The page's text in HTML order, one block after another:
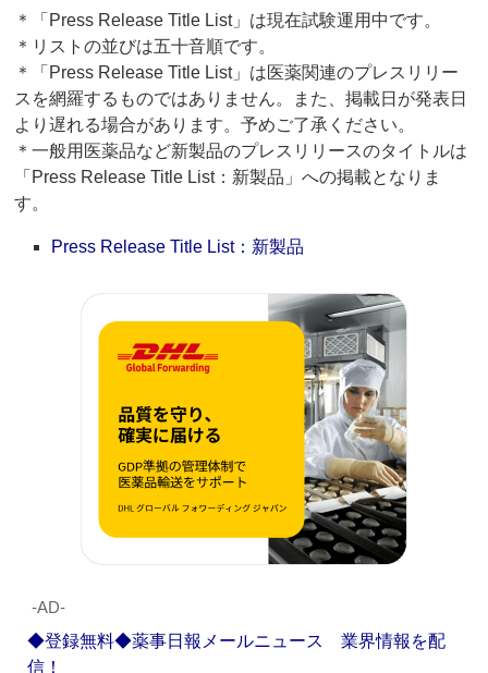
＊「Press Release Title List」は現在試験運用中です。
＊リストの並びは五十音順です。
＊「Press Release Title List」は医薬関連のプレスリリー
スを網羅するものではありません。また、掲載日が発表日
より遅れる場合があります。予めご了承ください。
＊一般用医薬品など新製品のプレスリリースのタイトルは
「Press Release Title List：新製品」への掲載となりま
す。
Press Release Title List：新製品
‐AD‐
◆登録無料◆薬事日報メールニュース 業界情報を配
信！